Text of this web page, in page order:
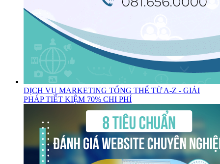
DỊCH VỤ MARKETING TỔNG THỂ TỪ A-Z - GIẢI
PHÁP TIẾT KIỆM 70% CHI PHÍ